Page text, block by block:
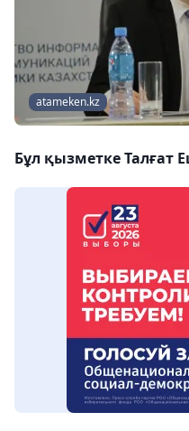
atameken.kz
Бұл қызметке Талғат